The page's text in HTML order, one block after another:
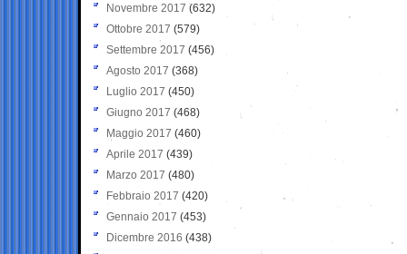
Novembre 2017 (632)
Ottobre 2017 (579)
Settembre 2017 (456)
Agosto 2017 (368)
Luglio 2017 (450)
Giugno 2017 (468)
Maggio 2017 (460)
Aprile 2017 (439)
Marzo 2017 (480)
Febbraio 2017 (420)
Gennaio 2017 (453)
Dicembre 2016 (438)